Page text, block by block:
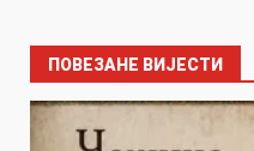
ПОВЕЗАНЕ ВИЈЕСТИ